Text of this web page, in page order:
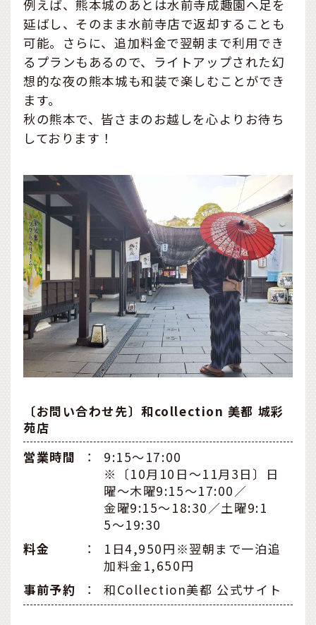
例えば、熊本城のあとは水前寺成趣園へ足を
延ばし、そのまま水前寺店で返却することも
可能。さらに、追加料金で翌朝まで利用でき
るプランもあるので、ライトアップされた幻
想的な夜の熊本城も和装で楽しむことができ
ます。
秋の熊本で、皆さまのお越しを心よりお待ち
しております！
〔お問い合わせ先〕和collection 美都 城彩
苑店
営業時間
：
9:15〜17:00
※〔10月10日〜11月3日〕日
曜〜木曜9:15〜17:00／
金曜9:15〜18:30／土曜9:1
5〜19:30
料金
：
1日4,950円※翌朝まで一泊追
加料金1,650円
事前予約
： 和Collection美都 公式サイト